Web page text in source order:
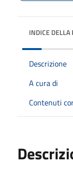
INDICE DELLA
Descrizione
A cura di
Contenuti